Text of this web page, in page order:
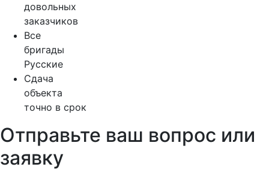
довольных
заказчиков
Все
бригады
Русские
Сдача
объекта
точно в срок
Отправьте ваш вопрос или
заявку